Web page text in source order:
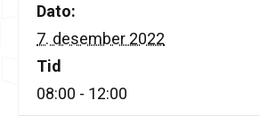
Dato:
7. desember 2022
Tid
08:00 - 12:00